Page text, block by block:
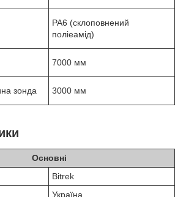
PA6 (склоповнений
поліеамід)
7000 мм
зонда 3000 мм
Основні
Bitrek
Україна